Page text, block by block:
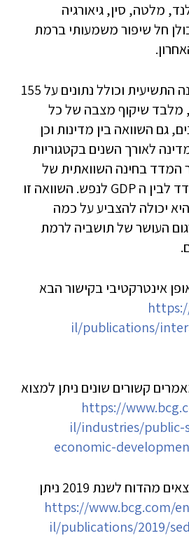
מלטה, סין, גיאורגיה
חל שיפור משמעותי ברמת
SEDA מפורסם זו השנה התשיעית וכולל נתונים על 155
מלבד שיקוף מצבה של כל
גם השוואה בין מדינות וכן
לאורך השנים בקטגוריות
המדד בחינה השוואתית של
היחס בין התוצאה במדד לבין ה GDP לנפש. השוואה זו
יכולה להצביע על כמה
העושר של תושביה לרמת
אינטרקטיבי בקישור הבא
il/publications/
קשורים שונים ניתן למצוא
https://
il/industries/public-
economic-
דוח המסכם את הממצאים מהדוח לשנת 2019 ניתן
https://www.bcg.com/
il/publications/2019/